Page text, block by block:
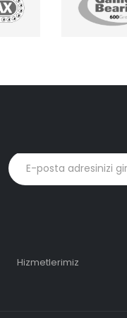
Hizmetlerimiz